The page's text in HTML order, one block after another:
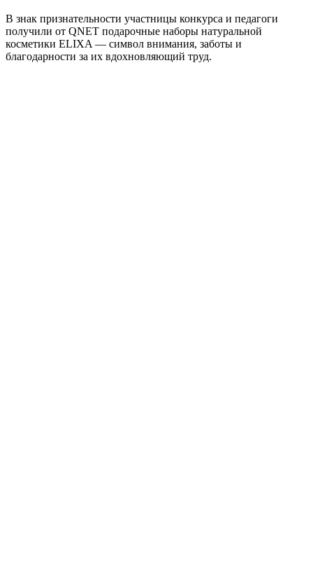
В знак признательности участницы конкурса и педагоги
получили от QNET подарочные наборы натуральной
косметики ELIXA — символ внимания, заботы и
благодарности за их вдохновляющий труд.